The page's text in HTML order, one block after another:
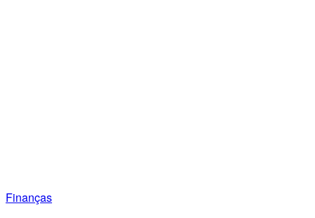
Finanças